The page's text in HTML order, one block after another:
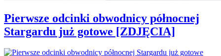
Pierwsze odcinki obwodnicy północnej
Stargardu już gotowe [ZDJĘCIA]